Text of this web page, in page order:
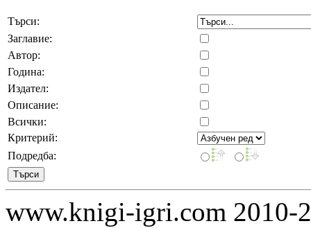
Търси:
Заглавие:
Автор:
Година:
Издател:
Описание:
Всички:
Критерий:
Подредба:
www.knigi-igri.com 2010-